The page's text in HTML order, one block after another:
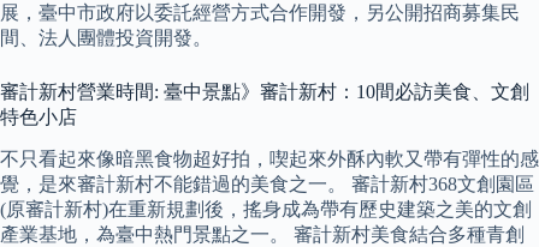
展，臺中市政府以委託經營方式合作開發，另公開招商募集民
間、法人團體投資開發。
審計新村營業時間: 臺中景點》審計新村：10間必訪美食、文創
特色小店
不只看起來像暗黑食物超好拍，喫起來外酥內軟又帶有彈性的感
覺，是來審計新村不能錯過的美食之一。 審計新村368文創園區
(原審計新村)在重新規劃後，搖身成為帶有歷史建築之美的文創
產業基地，為臺中熱門景點之一。 審計新村美食結合多種青創